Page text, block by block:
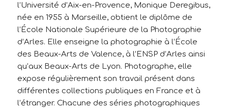
l’Université d’Aix-en-Provence, Monique Deregibus,
née en 1955 à Marseille, obtient le diplôme de
l’École Nationale Supérieure de la Photographie
d’Arles. Elle enseigne la photographie à l’École
des Beaux-Arts de Valence, à l’ENSP d’Arles ainsi
qu’aux Beaux-Arts de Lyon. Photographe, elle
expose régulièrement son travail présent dans
différentes collections publiques en France et à
l’étranger. Chacune des séries photographiques